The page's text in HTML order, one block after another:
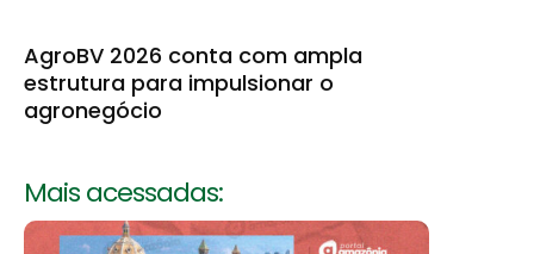
AgroBV 2026 conta com ampla
estrutura para impulsionar o
agronegócio
Mais acessadas: